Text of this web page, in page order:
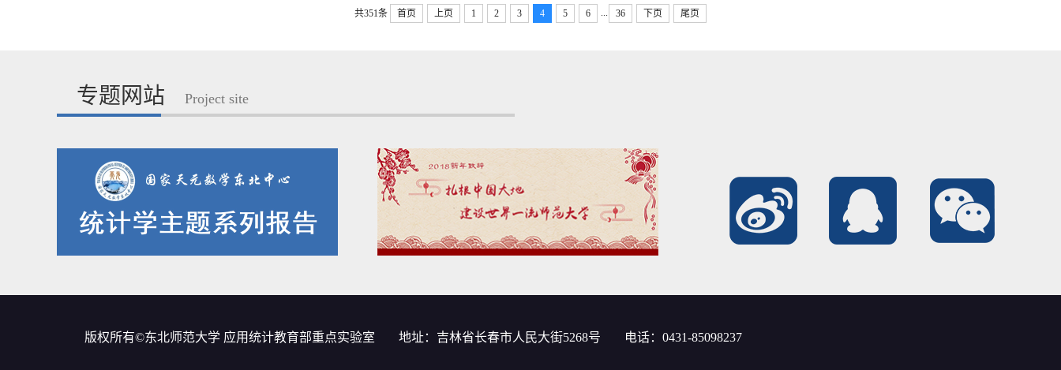
共351条 首页 上页 1 2 3 4 5 6 36 下页 尾页
专题网站 Project site
版权所有©东北师范大学 应用统计教育部重点实验室 地址：吉林省长春市人民大街5268号 电话：0431-85098237